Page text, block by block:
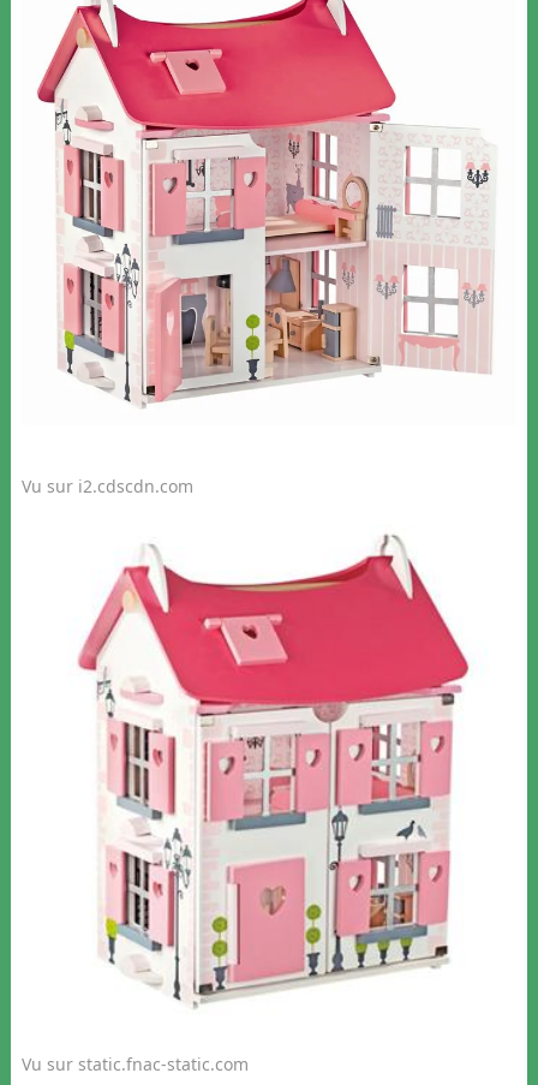
Vu sur i2.cdscdn.com
Vu sur static.fnac-static.com